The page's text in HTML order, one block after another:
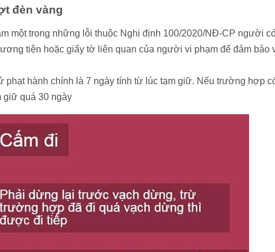
đèn vàng
một trong những lỗi thuộc Nghị định 100/2020/NĐ-CP người
tiện hoặc giấy tờ liên quan của người vi phạm để đảm bảo
hành chính là 7 ngày tính từ lúc tạm giữ. Nếu trường hợp
giữ quá 30 ngày